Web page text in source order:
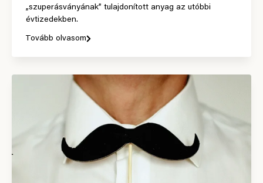
„szuperásványának” tulajdonított anyag az utóbbi
évtizedekben.
Tovább olvasom